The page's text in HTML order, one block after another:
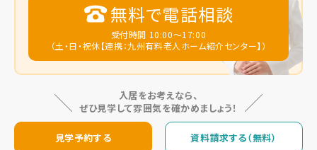
無料で電話相談
受付時間 10:00～17:00
（土・日・祝休【連携：九州有料老人ホーム紹介センター】）
入居をお考えなら、
ぜひ見学して雰囲気を確かめましょう！
見学予約する 資料請求する（無料）